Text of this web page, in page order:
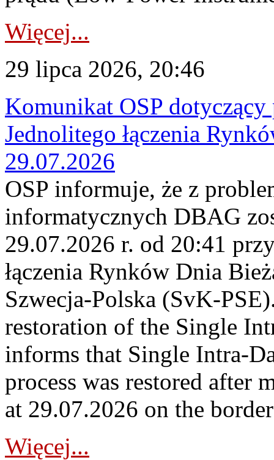
Więcej...
29 lipca 2026, 20:46
Komunikat OSP
Jednolitego łączenia
29.07.2026
OSP informuje, że z
informatycznych DBAG
29.07.2026 r. od 20:41
łączenia Rynków Dnia
Szwecja-Polska (SvK-
restoration of the Single
informs that Single Intra-
process was restored after
at 29.07.2026 on the
Więcej...